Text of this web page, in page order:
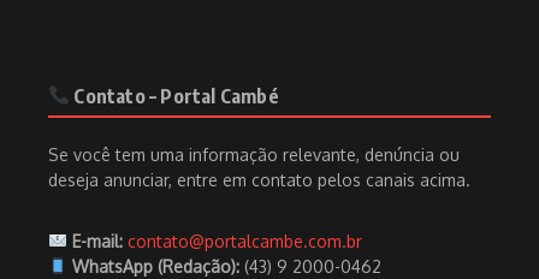
Contato – Portal Cambé
Se você tem uma informação relevante, denúncia ou
deseja anunciar, entre em contato pelos canais acima.
E-mail: contato@portalcambe.com.br
WhatsApp (Redação):(43) 9 2000-0462